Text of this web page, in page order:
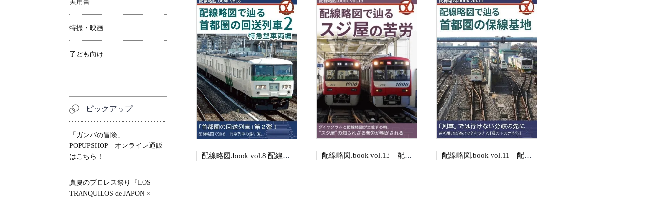
配線略図.book vol.8 配線略図で辿る首都圏の回送列車2 特急型車両編 配線略図.book vol.13 配線略図で辿るスジ屋の苦労 配線略図.book vol.11 配線略図で辿る首都圏の保線基地
実用書
特撮・映画
子ども向け
ピックアップ
「ガンバの冒険」
POPUPSHOP オンライン通販
はこちら！
真夏のプロレス祭り『LOS
TRANQUILOS de JAPON ×